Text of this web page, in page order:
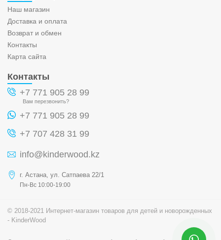
Наш магазин
Доставка и оплата
Возврат и обмен
Контакты
Карта сайта
Контакты
+7 771 905 28 99
Вам перезвонить?
+7 771 905 28 99
+7 707 428 31 99
info@kinderwood.kz
г. Астана, ул. Сатпаева 22/1
Пн-Вс 10:00-19:00
© 2018-2021 Интернет-магазин товаров для детей и новорожденных
- KinderWood